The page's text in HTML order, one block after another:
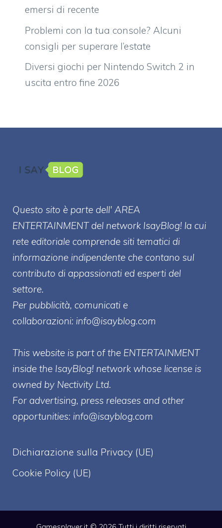
emersi di recente
Problemi con la tua console? Alcuni
consigli per superare l’estate
Diversi giochi per Nintendo Switch 2 in
uscita entro fine 2026
Questo sito è parte dell' AREA
ENTERTAINMENT del network IsayBlog! la cui
rete editoriale comprende siti tematici di
informazione indipendente che contano sul
contributo di appassionati ed esperti del
settore.
Per pubblicità, comunicati e
collaborazioni: info@isayblog.com
This website is part of the ENTERTAINMENT
inside the IsayBlog! network whose license is
owned by Nectivity Ltd.
For advertising, press releases and other
opportunities: info@isayblog.com
Dichiarazione sulla Privacy (UE)
Cookie Policy (UE)